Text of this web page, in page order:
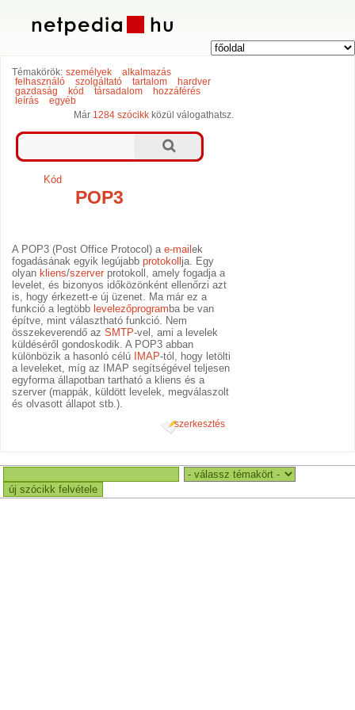
Témakörök: személyek
alkalmazás
felhasználó
szolgáltató tartalom
hardver
gazdaság
kód társadalom
hozzáférés
leírás
egyéb
Már 1284 szócikk közül válogathatsz.
Kód
POP3
A POP3 (Post Office Protocol) ae-mailek
fogadásának egyik legújabbprotokoll ja. Egy
olyan kliens/szerver protokoll, amely fogadja a
levelet, és bizonyos időközönként ellenőrzi azt
is, hogy érkezett-e új üzenet. Ma már ez a
funkció a legtöbb levelezőprogram ba be van
építve, mint választható funkció. Nem
összekeverendő azSMTP-vel, ami a levelek
küldéséről gondoskodik. A POP3 abban
különbözik a hasonló célú
IMAP-tól, hogy letölti
a leveleket, míg az IMAP segítségével teljesen
egyforma állapotban tartható a kliens és a
szerver (mappák, küldött levelek, megválaszolt
és olvasott állapot stb.).
szerkesztés